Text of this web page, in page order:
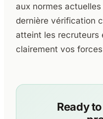
aux normes
dernière vérification
atteint les recruteurs
clairement vos
Ready